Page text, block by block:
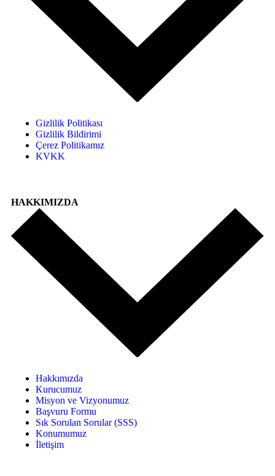
Gizlilik Politikası
Gizlilik Bildirimi
Çerez Politikamız
KVKK
HAKKIMIZDA
Hakkımızda
Kurucumuz
Misyon ve Vizyonumuz
Başvuru Formu
Sık Sorulan Sorular (SSS)
Konumumuz
İletişim